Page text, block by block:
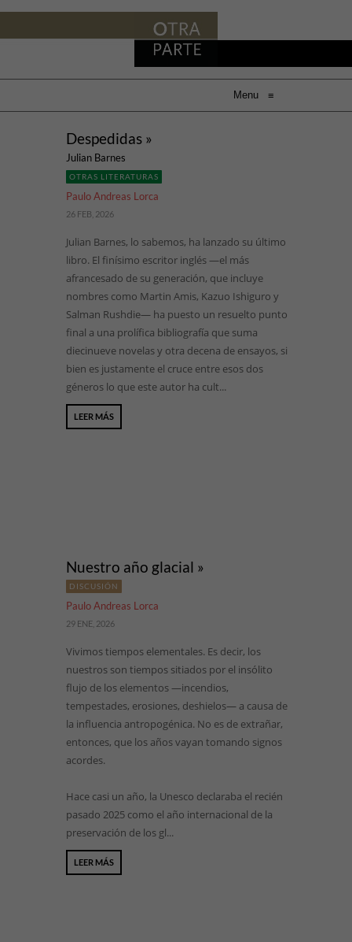
Menu ≡
Despedidas »
Julian Barnes
OTRAS LITERATURAS
Paulo Andreas Lorca
26 FEB, 2026
Julian Barnes, lo sabemos, ha lanzado su último
libro. El finísimo escritor inglés —el más
afrancesado de su generación, que incluye
nombres como Martin Amis, Kazuo Ishiguro y
Salman Rushdie— ha puesto un resuelto punto
final a una prolífica bibliografía que suma
diecinueve novelas y otra decena de ensayos, si
bien es justamente el cruce entre esos dos
géneros lo que este autor ha cult...
LEER MÁS
Nuestro año glacial »
DISCUSIÓN
Paulo Andreas Lorca
29 ENE, 2026
Vivimos tiempos elementales. Es decir, los
nuestros son tiempos sitiados por el insólito
flujo de los elementos —incendios,
tempestades, erosiones, deshielos— a causa de
la influencia antropogénica. No es de extrañar,
entonces, que los años vayan tomando signos
acordes.
Hace casi un año, la Unesco declaraba el recién
pasado 2025 como el año internacional de la
preservación de los gl...
LEER MÁS